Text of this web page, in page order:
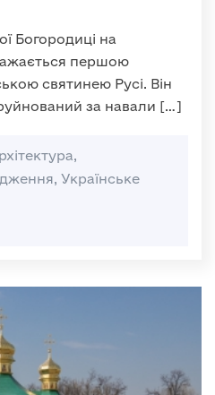
Богородиці на
першою
святинею Русі. Він
за навали […]
Українське